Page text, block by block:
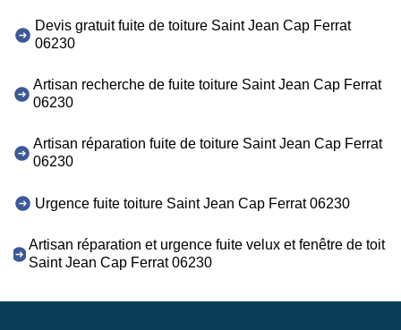
Devis gratuit fuite de toiture Saint Jean Cap Ferrat
06230
Artisan recherche de fuite toiture Saint Jean Cap Ferrat
06230
Artisan réparation fuite de toiture Saint Jean Cap Ferrat
06230
Urgence fuite toiture Saint Jean Cap Ferrat 06230
Artisan réparation et urgence fuite velux et fenêtre de toit
Saint Jean Cap Ferrat 06230